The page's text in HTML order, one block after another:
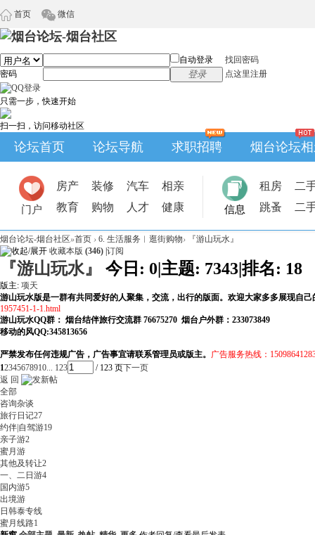
首页 微信
自动登录
找回密码
密码
登录 点这里注册
只需一步，快速开始
扫一扫，访问移动社区
论坛首页 论坛导航 求职招聘 烟台论坛
门户
房产 装修 汽车
相亲
教育
购物 人才 健康 信息
租房
二
跳蚤
二
烟台论坛-烟台社区»首页 › 6. 生活服务︱逛街购物›
『游山玩水』
收藏本版 (346) 订阅
『游山玩水』 今日: 0|主题: 7343|排名: 18
版主: 项天
游山玩水版是一群有共同爱好的人聚集，交流，出行的版面。欢迎大家多多展现自
1957451-1-1.html
游山玩水QQ群： 烟台结伴旅行交流群 76675270 烟台户外群：233073849
移动的风QQ:345813656
严禁发布任何违规广告，广告事宜请联系管理员或版主。 广告服务热线：
12345678910... 123 / 123 页下一页
返 回
全部
咨询杂谈
旅行日记27
约伴|自驾游19
亲子游2
蜜月游
其他及转让2
一、二日游4
国内游5
出境游
日韩泰专线
蜜月线路1